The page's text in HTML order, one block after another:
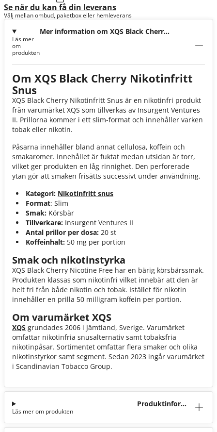
Se när du kan få din leverans
Välj mellan ombud, paketbox eller hemleverans
Mer information om XQS Black Cherry
Läs mer
om
produkten
Om XQS Black Cherry Nikotinfritt
Snus
XQS Black Cherry Nikotinfritt Snus är en nikotinfri produkt
från varumärket XQS som tillverkas av Insurgent Ventures
II. Prillorna kommer i ett slim-format och innehåller varken
tobak eller nikotin.
Påsarna innehåller bland annat cellulosa, koffein och
smakaromer. Innehållet är fuktat medan utsidan är torr,
vilket ger produkten en låg rinnighet. Den perforerade
ytan gör att smaken frisätts successivt under användning.
Kategori: Nikotinfritt snus
Format: Slim
Smak: Körsbär
Tillverkare: Insurgent Ventures II
Antal prillor per dosa: 20 st
Koffeinhalt: 50 mg per portion
Smak och nikotinstyrka
XQS Black Cherry Nicotine Free har en bärig körsbärssmak.
Produkten klassas som nikotinfri vilket innebär att den är
helt fri från både nikotin och tobak. Istället för nikotin
innehåller en prilla 50 milligram koffein per portion.
Om varumärket XQS
XQS grundades 2006 i Jämtland, Sverige. Varumärket
omfattar nikotinfria snusalternativ samt tobaksfria
nikotinpåsar. Sortimentet omfattar flera smaker och olika
nikotinstyrkor samt segment. Sedan 2023 ingår varumärket
i Scandinavian Tobacco Group.
Produktinforma
Läs mer om produkten